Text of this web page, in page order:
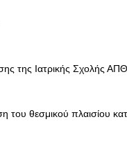
της Ιατρικής Σχολής
του θεσμικού πλαισίου